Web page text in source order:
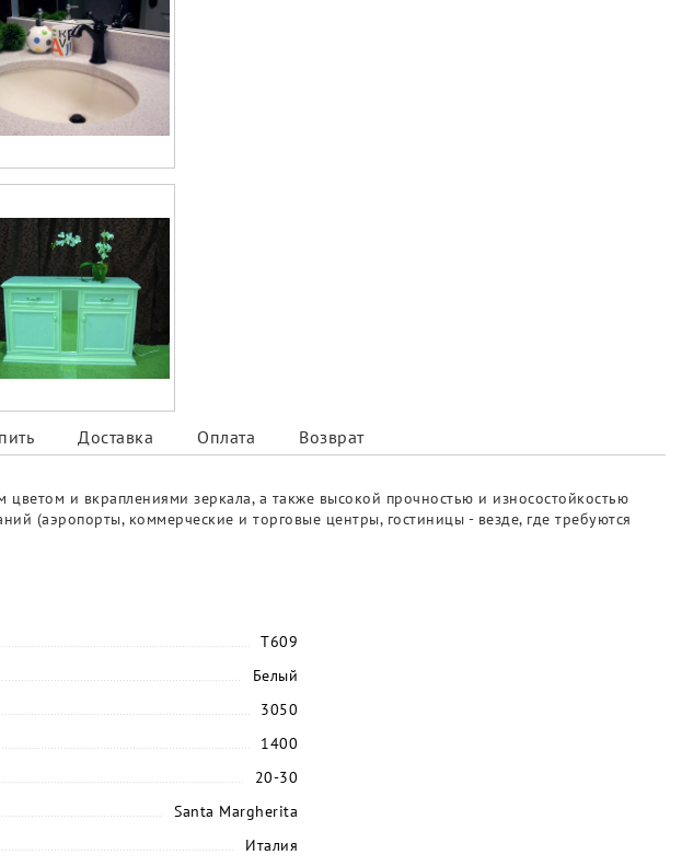
Доставка Оплата Возврат
и вкраплениями зеркала, а также высокой прочностью и износостойкостью
(аэропорты, коммерческие и торговые центры, гостиницы - везде, где требуются
T609
Белый
3050
1400
20-30
Santa Margherita
Италия